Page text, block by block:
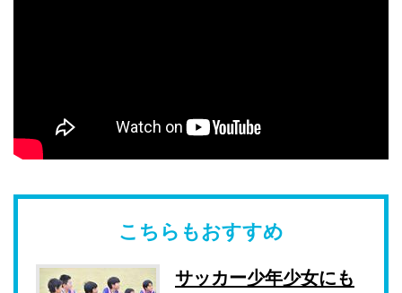
こちらもおすすめ
サッカー少年少女にも